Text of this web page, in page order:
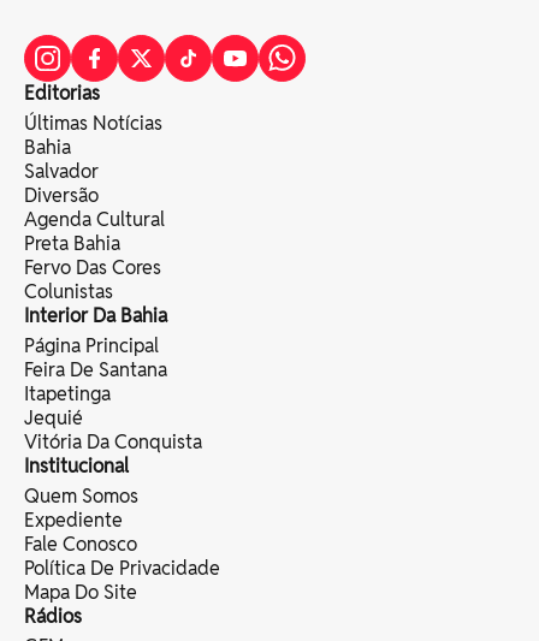
Editorias
Últimas Notícias
Bahia
Salvador
Diversão
Agenda Cultural
Preta Bahia
Fervo Das Cores
Colunistas
Interior Da Bahia
Página Principal
Feira De Santana
Itapetinga
Jequié
Vitória Da Conquista
Institucional
Quem Somos
Expediente
Fale Conosco
Política De Privacidade
Mapa Do Site
Rádios